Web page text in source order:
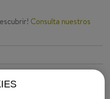
Consulta nuestros